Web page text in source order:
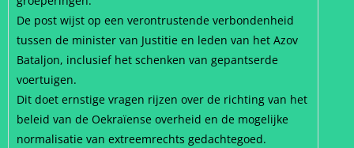
De post wijst op een verontrustende verbondenheid
tussen de minister van Justitie en leden van het Azov
Bataljon, inclusief het schenken van gepantserde
voertuigen.
Dit doet ernstige vragen rijzen over de richting van het
beleid van de Oekraïense overheid en de mogelijke
normalisatie van extreemrechts gedachtegoed.